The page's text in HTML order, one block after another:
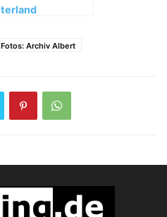
Archiv Albert